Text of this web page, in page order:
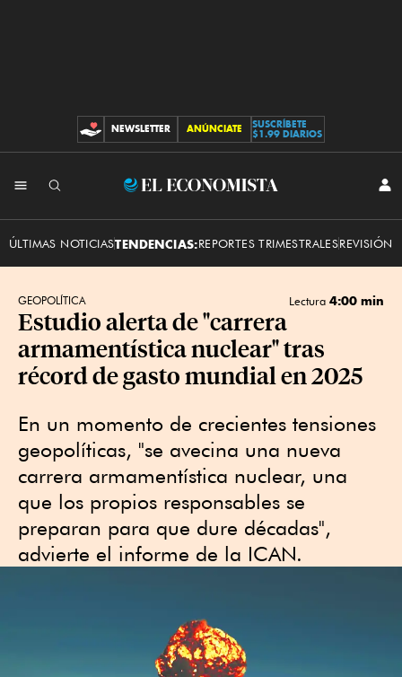
CONTRIBUCIONES
NEWSLETTER ANÚNCIATE
SUSCRÍBETE
$1.99 DIARIOS
El
ÚLTIMAS NOTICIASTENDENCIAS:REPORTES TRIMESTRALESREVISIÓN
GEOPOLÍTICA Lectura 4:00 min
Estudio alerta de "carrera
armamentística nuclear" tras
récord de gasto mundial en 2025
En un momento de crecientes tensiones
geopolíticas, "se avecina una nueva
carrera armamentística nuclear, una
que los propios responsables se
preparan para que dure décadas",
advierte el informe de la ICAN.